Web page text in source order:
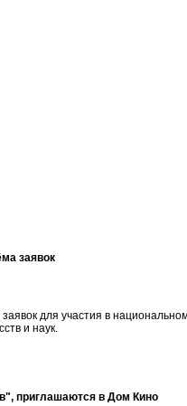
заявок
для участия в
и наук.
приглашаются в Дом Кино